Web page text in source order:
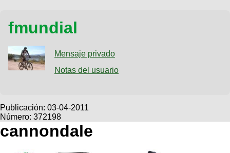
tu foto
Galeria
XC
Viajes
Descenso
SUBÃ
tu
Buscar
Ultimos
Fotos
BicicleterÃ­
as
Bicicletas
Tandem
Videos
Cicloturismo
fmundial
Mensaje privado
Notas del usuario
Publicación: 03-04-2011
Número: 372198
cannondale